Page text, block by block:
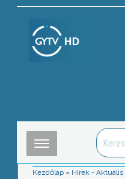
Kezdőlap » Hírek - Aktuális